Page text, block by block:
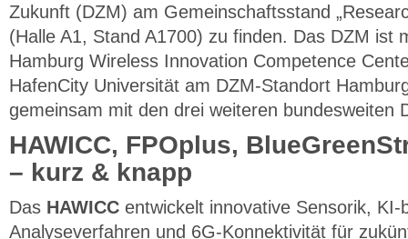
Zukunft (DZM) am Gemeinschaftsstand
(Halle A1, Stand A1700) zu finden. Das DZM ist
Hamburg Wireless Innovation Competence
HafenCity Universität am DZM-Standort
gemeinsam mit den drei weiteren bundesweiten
HAWICC, FPOplus,
– kurz & knapp
Das HAWICC entwickelt innovative Sensorik, KI-
Analyseverfahren und 6G-Konnektivität für